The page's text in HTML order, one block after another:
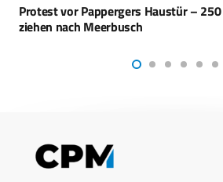
MILIPOL: Neues Maschinengewehr
Koch